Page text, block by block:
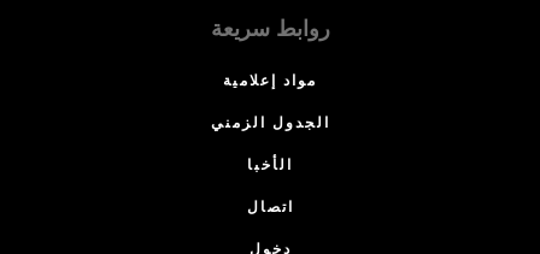
روابط سريعة
مواد إعلامية
الجدول الزمني
الأخبا
اتصال
دخول